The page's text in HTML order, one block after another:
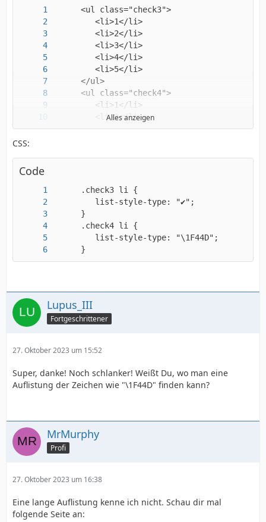
Alles anzeigen
CSS:
Code
      }
Lupus_III
Fortgeschrittener
27. Oktober 2023 um 15:52
Super, danke! Noch schlanker! Weißt Du, wo man eine
Auflistung der Zeichen wie "\1F44D" finden kann?
MrMurphy
Profi
27. Oktober 2023 um 16:38
Eine lange Auflistung kenne ich nicht. Schau dir mal
folgende Seite an: